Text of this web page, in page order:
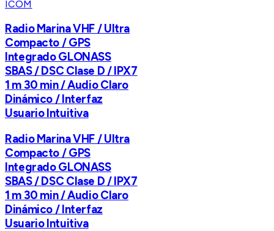
ICOM
Radio Marina VHF / Ultra
Compacto / GPS
Integrado GLONASS
SBAS / DSC Clase D / IPX7
1 m 30 min / Audio Claro
Dinámico / Interfaz
Usuario Intuitiva
Radio Marina VHF / Ultra
Compacto / GPS
Integrado GLONASS
SBAS / DSC Clase D / IPX7
1 m 30 min / Audio Claro
Dinámico / Interfaz
Usuario Intuitiva